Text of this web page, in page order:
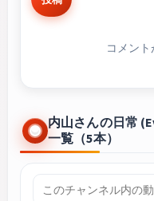
コメント
内山さんの日常
一覧（5本）